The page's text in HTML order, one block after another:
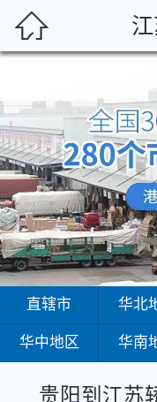

直辖市 华北
华中地区 华南
贵阳到江苏